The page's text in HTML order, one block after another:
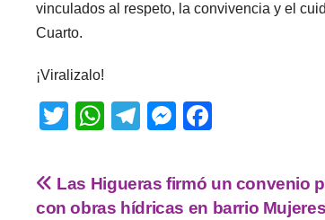
vinculados al respeto, la convivencia y el
Cuarto.
¡Viralizalo!
T
tt
er
W
at
s
T
e
gr
M
ss
e
c
e
Las Higueras firmó un convenio
con obras hídricas en barrio